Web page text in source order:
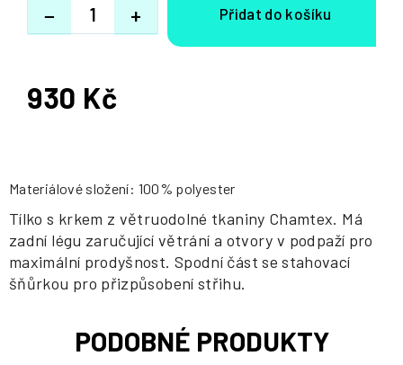
+
−
930 Kč
Měrná
Materiálové složení: 100% polyester
Tílko s krkem z větruodolné tkaniny Chamtex. Má
zadní légu zaručující větrání a otvory v podpaží pro
maximální prodyšnost. Spodní část se stahovací
šňůrkou pro přizpůsobení střihu.